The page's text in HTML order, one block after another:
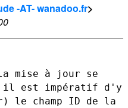
-AT- wanadoo.fr>
mise à jour se
il est impératif d'y
champ ID de la